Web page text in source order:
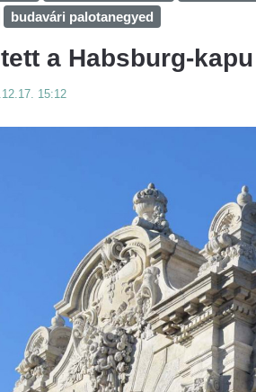
budavári palotanegyed
a Habsburg-
15:12